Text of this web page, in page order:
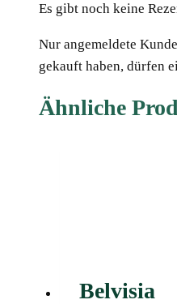
Es gibt noch keine
Nur angemeldete
gekauft haben, dürfen
Ähnliche
Belvisia